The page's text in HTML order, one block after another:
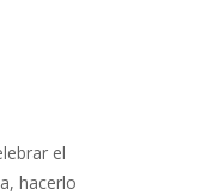
el
hacerlo